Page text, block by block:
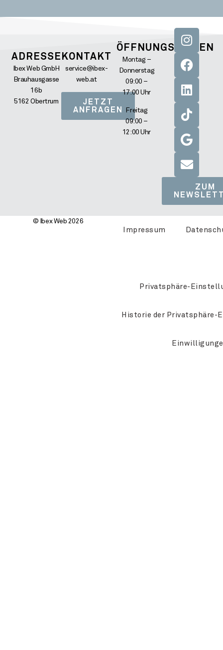
ADRESSE
Ibex Web GmbH
Brauhausgasse
16b
5162 Obertrum
KONTAKT
service@ibex-
web.at
JETZT
ANFRAGEN
ÖFFNUNGSZEITEN
Montag –
Donnerstag
09:00 –
17:00 Uhr
Freitag
09:00 –
12:00 Uhr
ZUM
© Ibex Web 2026
Impressum
Privatsphäre-
Historie der Privatsphäre-